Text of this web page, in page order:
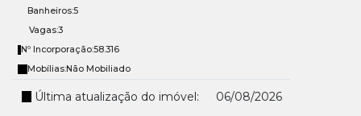
Spa
Espaço Pet
Pista de Boliche
Banheiros:5
Vagas:3
Nº Incorporação:58.316
Mobílias:Não Mobiliado
Última atualização do imóvel: 06/08/2026